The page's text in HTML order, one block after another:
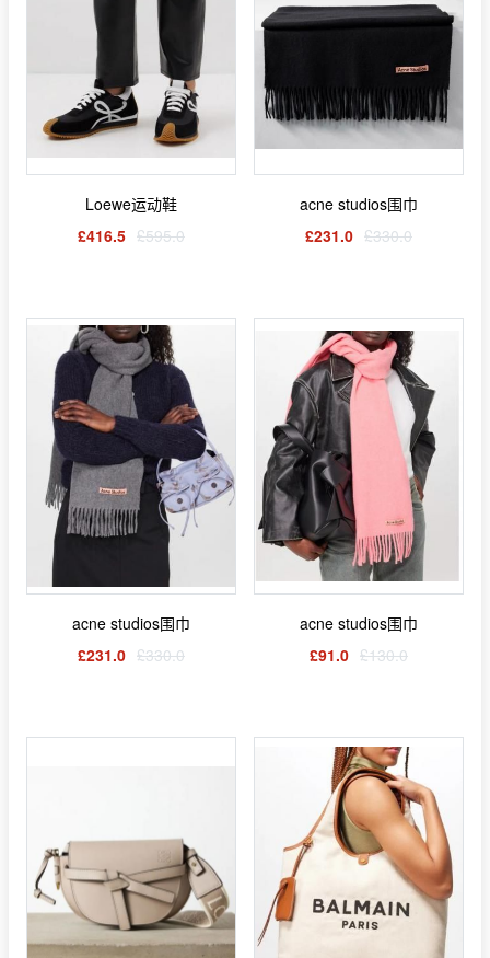
Loewe运动鞋
£416.5 £595.0
acne studios围巾
£231.0 £330.0
acne studios围巾
£231.0 £330.0
acne studios围巾
£91.0 £130.0